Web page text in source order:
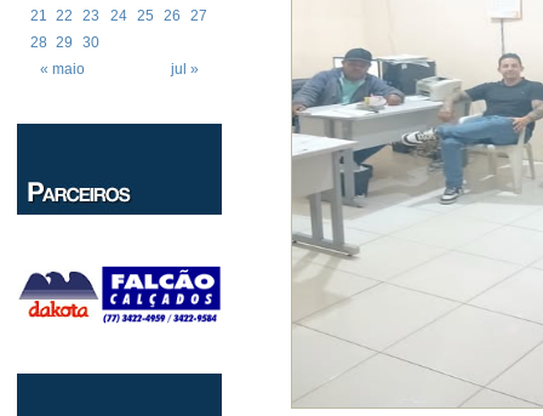
« maio jul »
21
22 23 24 25 26
27
28
29 30